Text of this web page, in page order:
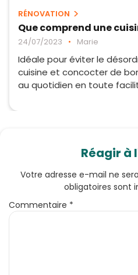
RÉNOVATION
Que comprend une
24/07/2023 • Marie
Idéale pour éviter le
cuisine et concocter de
au quotidien en toute
Réagir à
Votre adresse e-mail ne
obligatoires sont
Commentaire *